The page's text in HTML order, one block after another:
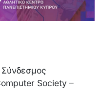
Society –